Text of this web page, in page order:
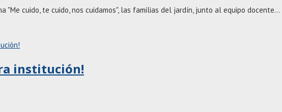
"Me cuido, te cuido, nos cuidamos", las familias del jardín, junto al equipo docente…
institución!